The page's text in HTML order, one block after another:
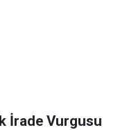
İrade Vurgusu